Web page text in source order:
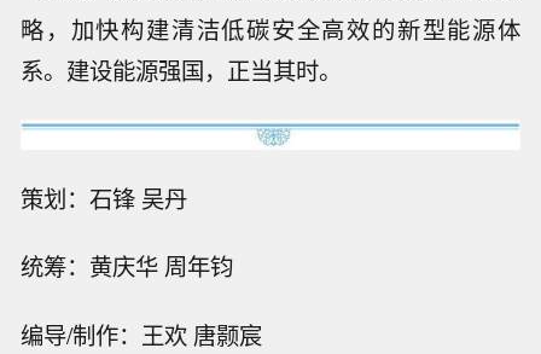
略，加快构建清洁低碳安全高效的新型能源体
系。建设能源强国，正当其时。
策划：石锋 吴丹
统筹：黄庆华 周年钧
编导/制作：王欢 唐颢宸